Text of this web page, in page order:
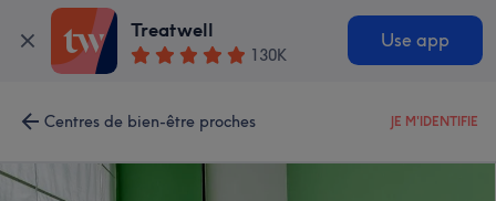
Treatwell
130K
Use app
Centres de bien-être proches JE M'IDENTIFIE